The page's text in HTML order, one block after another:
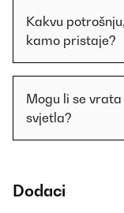
Kakvu
kamo pristaje?
Mogu li se
svjetla?
Dodaci